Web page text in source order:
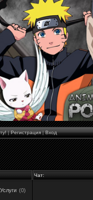
|Регистрация|Вход
Чат:
(0)